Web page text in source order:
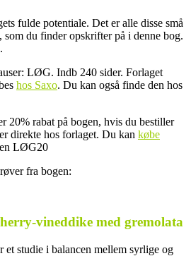
fulde potentiale. Det er alle disse små
som du finder opskrifter på i denne bog.
LØG. Indb 240 sider. Forlaget
hos Saxo. Du kan også finde den hos
20% rabat på bogen, hvis du bestiller
direkte hos forlaget. Du kan købe
LØG20
fra bogen:
vineddike med gremolata
et studie i balancen mellem syrlige og